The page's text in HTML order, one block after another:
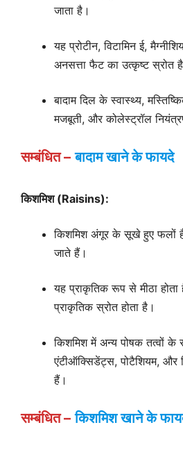
जाता है।
यह प्रोटीन, विटामिन ई,
अनसत्ता फैट का उत्कृष्ट स्रोत
बादाम दिल के स्वास्थ्य,
मजबूती, और कोलेस्ट्रॉल
सम्बंधित – बादाम खाने के फायदे
किशमिश (Raisins):
किशमिश अंगूर के सूखे हुए फलों
जाते हैं।
यह प्राकृतिक रूप से मीठा
प्राकृतिक स्रोत होता है।
किशमिश में अन्य पोषक तत्वों के
एंटीऑक्सिडेंट्स, पोटैशियम, और
हैं।
सम्बंधित– किशमिश खाने के